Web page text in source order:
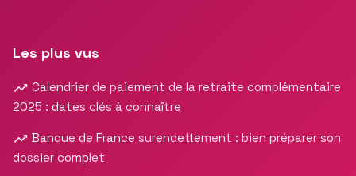
Les plus vus
Calendrier de paiement de la retraite complémentaire
2025 : dates clés à connaître
Banque de France surendettement : bien préparer son
dossier complet